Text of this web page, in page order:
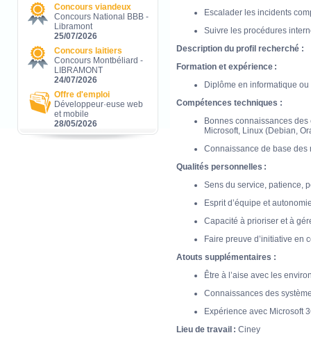
Concours viandeux
Concours National BBB -
Libramont
25/07/2026
Concours laitiers
Concours Montbéliard -
LIBRAMONT
24/07/2026
Offre d'emploi
Développeur·euse web
et mobile
28/05/2026
Escalader les incidents
Suivre les procédures
Description du profil recherché :
Formation et expérience :
Diplôme en informatique
Compétences techniques :
Bonnes connaissances
Microsoft, Linux (Debian,
Connaissance de base
Qualités personnelles :
Sens du service, patience,
Esprit d’équipe et
Capacité à prioriser et à
Faire preuve d’initiative
Atouts supplémentaires :
Être à l’aise avec les
Connaissances des
Expérience avec Microsoft
Lieu de travail : Ciney